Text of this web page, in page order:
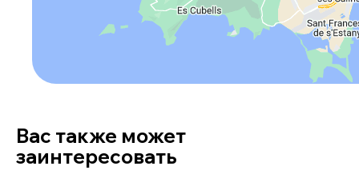
Вас также может
заинтересовать